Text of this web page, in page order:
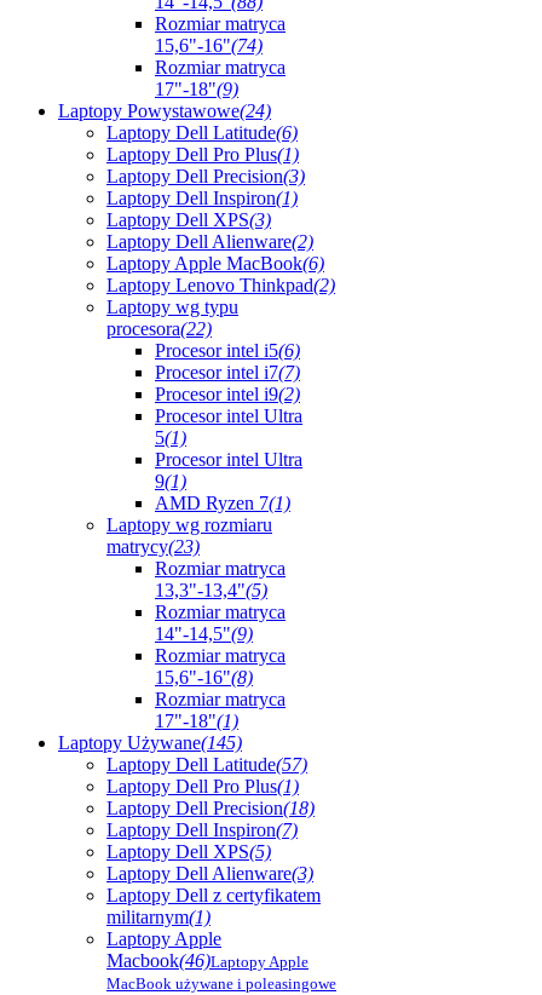
Rozmiar matryca
15,6"-16"(74)
Rozmiar matryca
17"-18"(9)
Laptopy Powystawowe(24)
Laptopy Dell Latitude(6)
Laptopy Dell Pro Plus(1)
Laptopy Dell Precision(3)
Laptopy Dell Inspiron(1)
Laptopy Dell XPS(3)
Laptopy Dell Alienware(2)
Laptopy Apple MacBook(6)
Laptopy Lenovo Thinkpad(2)
Laptopy wg typu
procesora(22)
Procesor intel i5(6)
Procesor intel i7(7)
Procesor intel i9(2)
Procesor intel Ultra
5(1)
Procesor intel Ultra
9(1)
AMD Ryzen 7(1)
Laptopy wg rozmiaru
matrycy(23)
Rozmiar matryca
13,3"-13,4"(5)
Rozmiar matryca
14"-14,5"(9)
Rozmiar matryca
15,6"-16"(8)
Rozmiar matryca
17"-18"(1)
Laptopy Używane(145)
Laptopy Dell Latitude(57)
Laptopy Dell Pro Plus(1)
Laptopy Dell Precision(18)
Laptopy Dell Inspiron(7)
Laptopy Dell XPS(5)
Laptopy Dell Alienware(3)
Laptopy Dell z certyfikatem
militarnym(1)
Laptopy Apple
Macbook(46)Laptopy Apple
MacBook używane i poleasingowe